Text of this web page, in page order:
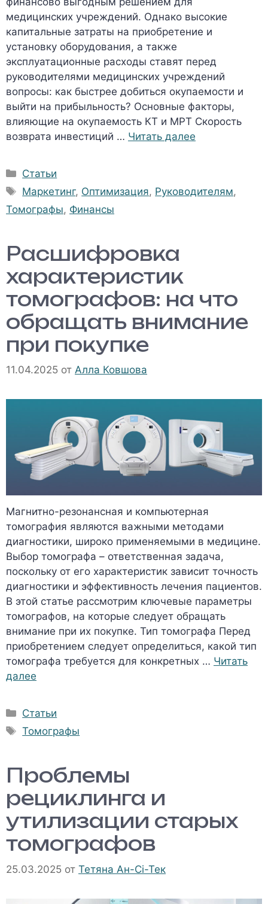
медицинских учреждений. Однако высокие
капитальные затраты на приобретение и
установку оборудования, а также
эксплуатационные расходы ставят перед
руководителями медицинских учреждений
вопросы: как быстрее добиться окупаемости и
выйти на прибыльность? Основные факторы,
влияющие на окупаемость КТ и МРТ Скорость
возврата инвестиций … Читать далее
Рубрики
Статьи
Метки
Маркетинг, Оптимизация, Руководителям,
Томографы, Финансы
Расшифровка
характеристик
томографов: на что
обращать внимание
при покупке
11.04.2025 от Алла Ковшова
Магнитно-резонансная и компьютерная
томография являются важными методами
диагностики, широко применяемыми в медицине.
Выбор томографа – ответственная задача,
поскольку от его характеристик зависит точность
диагностики и эффективность лечения пациентов.
В этой статье рассмотрим ключевые параметры
томографов, на которые следует обращать
внимание при их покупке. Тип томографа Перед
приобретением следует определиться, какой тип
томографа требуется для конкретных … Читать
далее
Рубрики
Статьи
Метки
Томографы
Проблемы
рециклинга и
утилизации старых
томографов
25.03.2025 от Тетяна Ан-Сі-Тек